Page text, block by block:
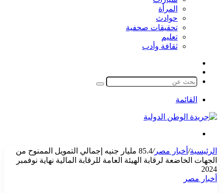
المرأة
حوادث
تحقيقات صحفية
تعليم
ثقافة وأدب
المظلم
بحث
القائمة
الرئيسية/ أخبار مصر/
85.4 مليار جنيه إجمالي التمويل الممنوح من
الجهات الخاضعة لرقابة الهيئة العامة للرقابة المالية نهاية نوفمبر
2024
أخبار مصر